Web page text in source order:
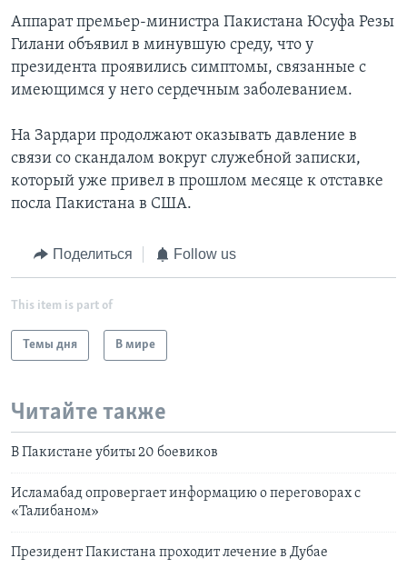
Аппарат премьер-министра Пакистана Юсуфа Резы
Гилани объявил в минувшую среду, что у
президента проявились симптомы, связанные с
имеющимся у него сердечным заболеванием.
На Зардари продолжают оказывать давление в
связи со скандалом вокруг служебной записки,
который уже привел в прошлом месяце к отставке
посла Пакистана в США.
Поделиться Follow us
This item is part of
Темы дня В мире
Читайте также
В Пакистане убиты 20 боевиков
Исламабад опровергает информацию о переговорах с
«Талибаном»
Президент Пакистана проходит лечение в Дубае